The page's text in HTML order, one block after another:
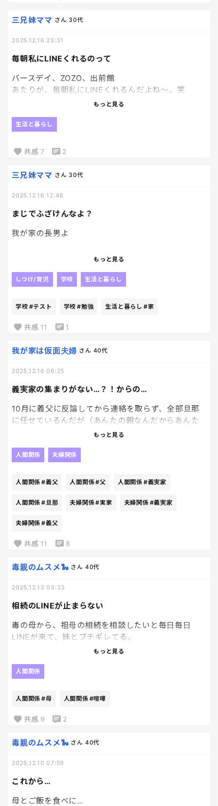
きた人をよいしょするものなの？
思うんだけど、、、
これって、私と旦那の感覚がズレてる？
楽しくプレゼントしてくれたもので遊んでる子ども
の写真も添えて、お礼したのよ？
19時すぎで後1分遅かったら風呂入ってたからね？
くっそ忙しい時間ですよー。
そんな考えてるっていうなら、送ったよっていう
LINEを送ればいいのに。
でキレられるのは胸糞悪い。
毎朝私にLINEくれるのって
三兄妹ママ さん 30代
2025.12.16 23:31
バースデイ、ZOZO、出前館
あたりが、毎朝私にLINEくれるんだよね〜。笑
ワクワクして開いちゃうのはここだけの秘密にして
もっと見る
生活と暮らし
共感 7 2
まじでふざけんなよ？
三兄妹ママ さん 30代
2025.12.16 12:48
我が家の長男よ
ほんっとに、ほんっとにふざけてる我が家の長男の
しまくり、グループ電話で話しながらロブロックスし
知りまして、、、
え？あんた全然勉強してなくない？って思った訳で
すよ
あんた、漢字テストの勉強してた？
って聞いたら
って事は相当自信あるってことだよね？
って返したら
全然できなかった。勉強忘れてた。
ってよ😇
じでくっっそ腹立って、やる事もやらないのに好き勝
手してんじゃねぇ！！
私は、自分のやるべき事をしっかりやってたら、好
きな事して良いけど、やるべき事もやらずに好き勝
手な事はさせんぞ！！！ってブチギレて
携帯1週間禁止令を発動しました。
延長する可能性も有り。と、伝えました😑
小学生のやるべき事は、まず勉強！！
今そんなんだったら中学生になったら、本当しんど
くなるぞ！！！って話を耳にタコ出来るくらい言い
もっと見る
しつけ/育児 学校 生活と暮らし
学校 #テスト 学校 #勉強 生活と暮らし #家
共感 11 1
義実家の集まりがない…？！からの…
我が家は仮面夫婦 さん 40代
2025.12.16 06:25
10月に義父に反論してから連絡を取らず、全部旦那
に任せているんだが（あんたの親なんだからあんた
義弟家族も入っている親族LINEグループに、義父か
シにしましょうとLINEがきた…！！
まじか、いや絶対私とのことやろな。
が楽！
…と思ってたら、旦那が、
「外で食事くらいならできるんじゃない？」
と余計なことを…😇
ぶっ飛ばすぞ！？？？
まぁ私は行かないけど。
もっと見る
人間関係 夫婦関係
人間関係 #義父 人間関係#父 人間関係 #義実家
人間関係 #旦那 夫婦関係#実家 夫婦関係 #義実家
夫婦関係 #義父
共感 11 8
相続のLINEが止まらない
毒親のムスメ🐍 さん 40代
2025.12.13 03:33
毒の母から、祖母の相続を相談したいと毎日毎日
LINEが来て、妹とブチギレてる。
切実。
もっと見る
人間関係
人間関係 #母 人間関係 #喧嘩
共感 9 2
これから…
毒親のムスメ🐍 さん 40代
2025.12.10 07:59
母とご飯を食べに…